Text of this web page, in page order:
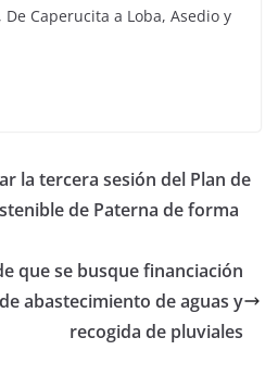
Caperucita a Loba, Asedio y
la tercera sesión del Plan de
de Paterna de forma
que se busque financiación
abastecimiento de aguas y
recogida de pluviales